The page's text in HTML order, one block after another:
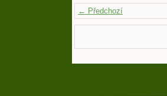
← Předchozí